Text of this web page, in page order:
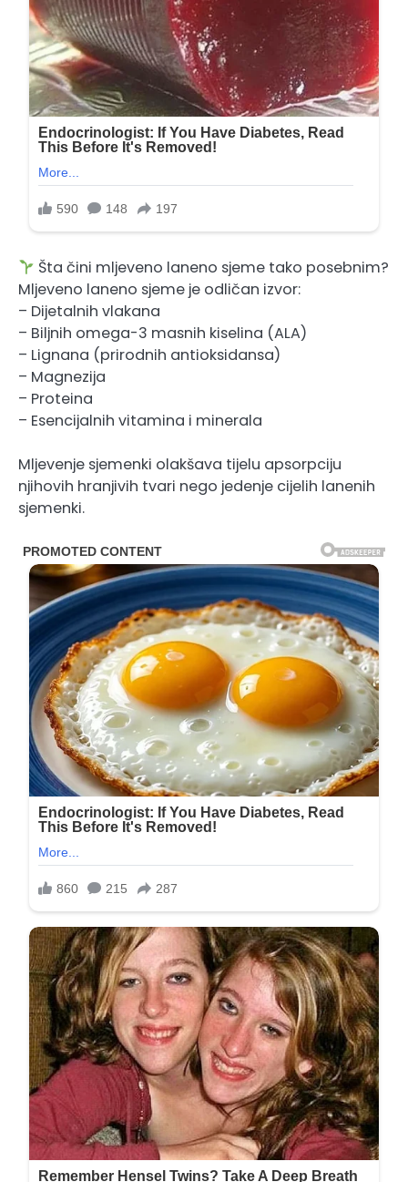
Šta čini mljeveno laneno sjeme tako posebnim?
Mljeveno laneno sjeme je odličan izvor:
– Dijetalnih vlakana
– Biljnih omega-3 masnih kiselina (ALA)
– Lignana (prirodnih antioksidansa)
– Magnezija
– Proteina
– Esencijalnih vitamina i minerala
Mljevenje sjemenki olakšava tijelu apsorpciju
njihovih hranjivih tvari nego jedenje cijelih lanenih
sjemenki.